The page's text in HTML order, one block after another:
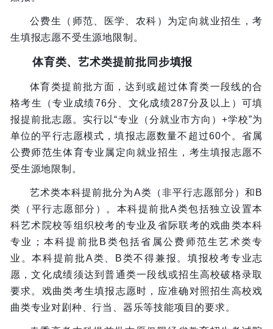
公费生（师范、医学、农科）为定向就业招生，考
生填报志愿不受生源地限制。
体育类、艺术类提前批同步填报
体育类提前批方面，达到或超过体育类一段线的合
格考生（专业成绩76分、文化成绩287分及以上）可填
报提前批志愿。实行以“专业（分就业市方向）+学校”为
单位的平行志愿模式，填报志愿数量不超过60个。省属
公费师范生体育专业属定向就业招生，考生填报志愿不
受生源地限制。
艺术类本科提前批分为A类（非平行志愿部分）和B
类（平行志愿部分）。本科提前批A类包括独立设置本
科艺术院校等组织校考的专业及省际联考的戏曲类本科
专业；本科提前批B类包括省属公费师范生艺术类专
业。本科提前批A类、B类不得兼报。填报校考专业志
愿，文化成绩须达到普通类一段线或招生高校破格录取
要求。戏曲类考生填报志愿时，应准确对照招生高校戏
曲类专业对剧种、行当、器乐等技能项目的要求。